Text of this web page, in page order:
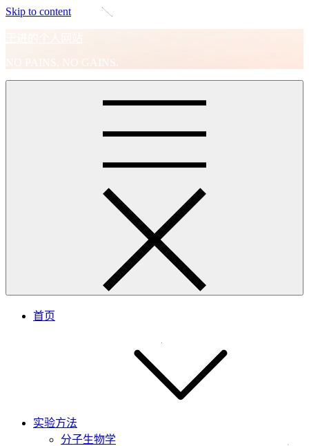
Skip to content
王进的个人网站
NO PAINS, NO GAINS.
首页
实验方法
分子生物学